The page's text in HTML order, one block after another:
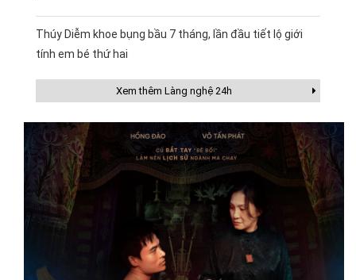
Thúy Diễm khoe bụng bầu 7 tháng, lần đầu tiết lộ giới
tính em bé thứ hai
Xem thêm Làng nghệ 24h